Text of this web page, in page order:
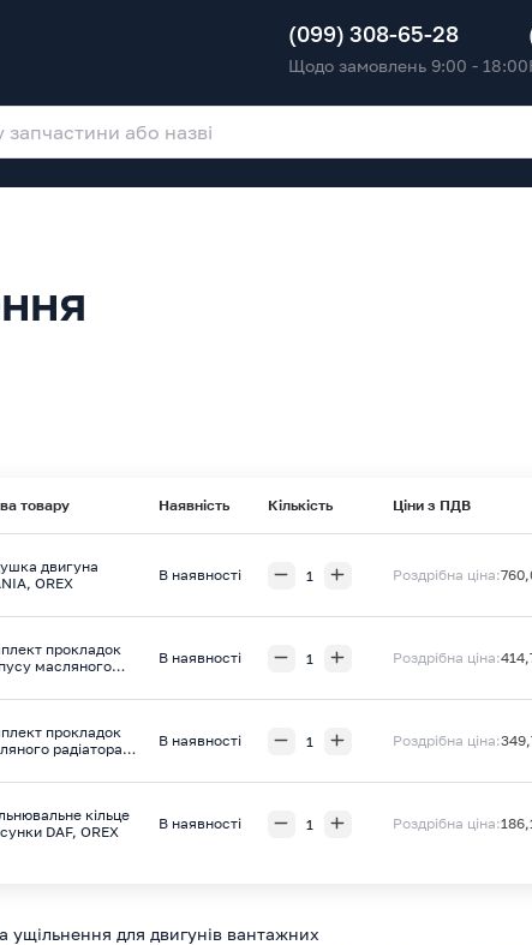
(099) 308-65-28
Щодо замовлень 9:00 - 18:00
товару Наявність Кількість Ціни з ПДВ
двигуна
OREX
В наявності Роздрібна ціна:
прокладок
масляного
В наявності Роздрібна ціна:
прокладок
радіатора
В наявності Роздрібна ціна:
кільце
DAF, OREX
В наявності Роздрібна ціна:
ущільнення для двигунів вантажних